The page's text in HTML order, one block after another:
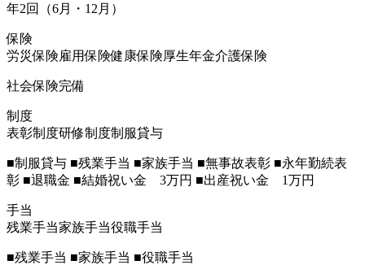
年2回（6月・12月）
保険
労災保険雇用保険健康保険厚生年金介護保険
社会保険完備
制度
表彰制度研修制度制服貸与
■制服貸与 ■残業手当 ■家族手当 ■無事故表彰 ■永年勤続表
彰 ■退職金 ■結婚祝い金 3万円 ■出産祝い金 1万円
手当
残業手当家族手当役職手当
■残業手当 ■家族手当 ■役職手当